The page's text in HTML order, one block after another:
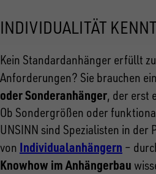
INDIVIDUALITÄT
Kein Standardanhänger erfüllt
Anforderungen? Sie brauchen
oder Sonderanhänger, der erst
Ob Sondergrößen oder
UNSINN sind Spezialisten in der
von Individualanhängern –
Knowhow im Anhängerbau